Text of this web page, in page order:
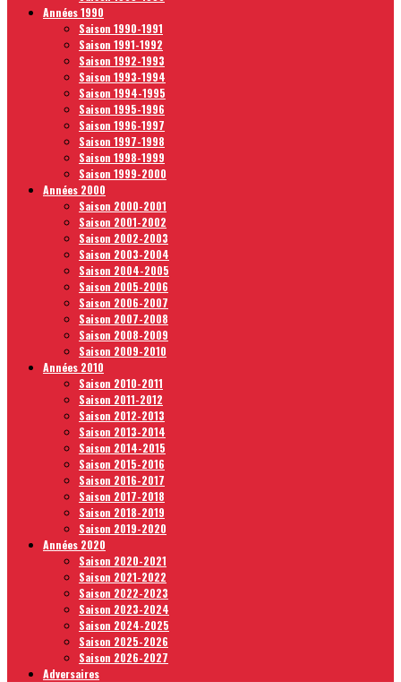
Années 1990
Saison 1990-1991
Saison 1991-1992
Saison 1992-1993
Saison 1993-1994
Saison 1994-1995
Saison 1995-1996
Saison 1996-1997
Saison 1997-1998
Saison 1998-1999
Saison 1999-2000
Années 2000
Saison 2000-2001
Saison 2001-2002
Saison 2002-2003
Saison 2003-2004
Saison 2004-2005
Saison 2005-2006
Saison 2006-2007
Saison 2007-2008
Saison 2008-2009
Saison 2009-2010
Années 2010
Saison 2010-2011
Saison 2011-2012
Saison 2012-2013
Saison 2013-2014
Saison 2014-2015
Saison 2015-2016
Saison 2016-2017
Saison 2017-2018
Saison 2018-2019
Saison 2019-2020
Années 2020
Saison 2020-2021
Saison 2021-2022
Saison 2022-2023
Saison 2023-2024
Saison 2024-2025
Saison 2025-2026
Saison 2026-2027
Adversaires